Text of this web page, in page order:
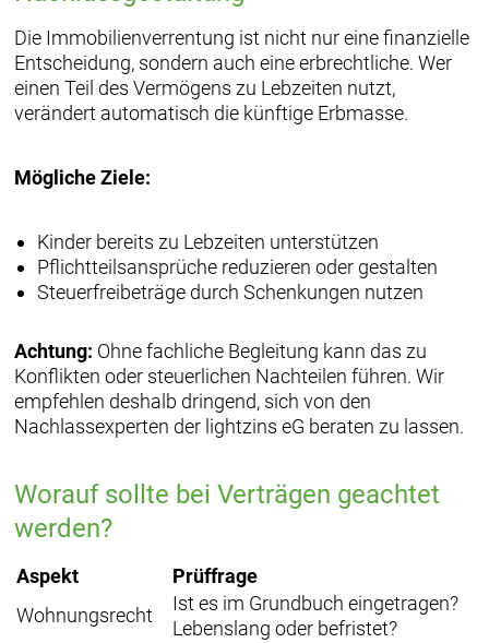
Die Immobilienverrentung ist nicht nur eine finanzielle
Entscheidung, sondern auch eine erbrechtliche. Wer
einen Teil des Vermögens zu Lebzeiten nutzt,
verändert automatisch die künftige Erbmasse.
Mögliche Ziele:
Kinder bereits zu Lebzeiten unterstützen
Pflichtteilsansprüche reduzieren oder gestalten
Steuerfreibeträge durch Schenkungen nutzen
Achtung: Ohne fachliche Begleitung kann das zu
Konflikten oder steuerlichen Nachteilen führen. Wir
empfehlen deshalb dringend, sich von den
Nachlassexperten der lightzins eG beraten zu lassen.
Worauf sollte bei Verträgen geachtet
werden?
Aspekt
Prüffrage
Wohnungsrecht
Ist es im Grundbuch eingetragen?
Lebenslang oder befristet?